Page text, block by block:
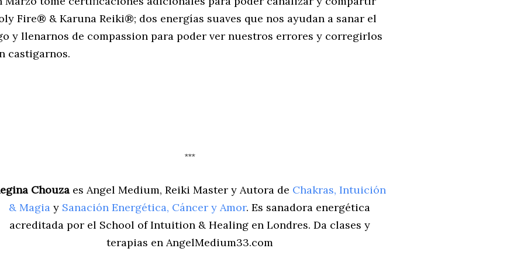
Fire® & Karuna Reiki®; dos energías suaves que nos ayudan a sanar el
y llenarnos de compassion para poder ver nuestros errores y corregirlos
castigarnos.
***
Chouza es Angel Medium, Reiki Master y Autora de Chakras, Intuición
& Magia y Sanación Energética, Cáncer y Amor. Es sanadora energética
acreditada por el School of Intuition & Healing en Londres. Da clases y
terapias en AngelMedium33.com